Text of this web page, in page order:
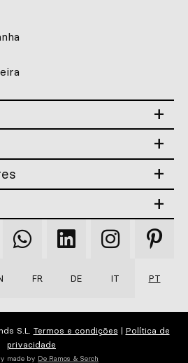
Qooqer
WhatsApp
Qooqer
Linkedin
Qooqer
Instagram
Qooqer
FR DE IT PT
S.L. Termos e condições | Política de
privacidade
made by De Ramos & Serch